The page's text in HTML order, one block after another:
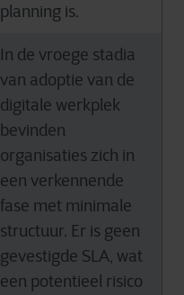
planning is.
In de vroege stadia
van adoptie van de
digitale werkplek
bevinden
organisaties zich in
een verkennende
fase met minimale
structuur. Er is geen
gevestigde SLA, wat
een potentieel risico